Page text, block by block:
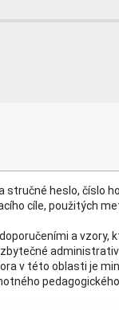
heslo, číslo
cíle, použitých
a vzory,
v této oblasti je